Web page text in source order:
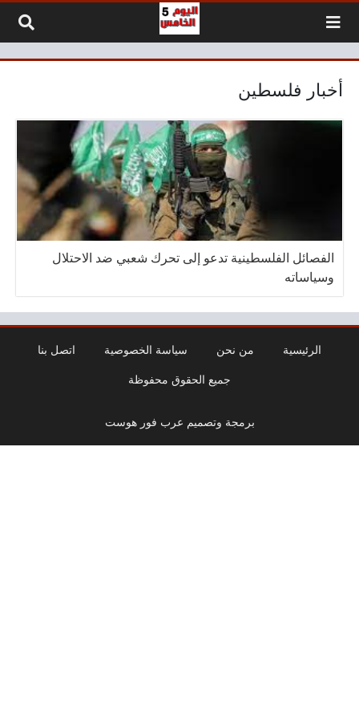
أخبار فلسطين
الفصائل الفلسطينية تدعو إلى تحرك شعبي ضد الاحتلال
وسياساته
الرئيسية من نحن سياسة الخصوصية اتصل بنا
جميع الحقوق محفوظة
برمجة وتصميم عرب فور هوست